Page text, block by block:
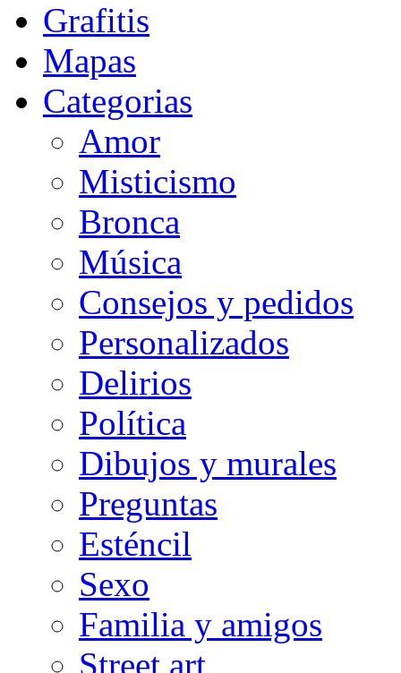
Grafitis
Mapas
Categorias
Amor
Misticismo
Bronca
Música
Consejos y pedidos
Personalizados
Delirios
Política
Dibujos y murales
Preguntas
Esténcil
Sexo
Familia y amigos
Street art